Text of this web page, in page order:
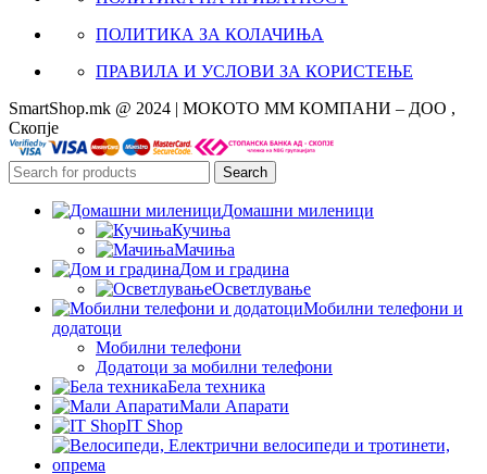
ПОЛИТИКА ЗА КОЛАЧИЊА
ПРАВИЛА И УСЛОВИ ЗА КОРИСТЕЊЕ
SmartShop.mk @ 2024 | МОКОТО ММ КОМПАНИ – ДОО ,
Скопје
Search
Домашни миленици
Кучиња
Мачиња
Дом и градина
Осветлување
Мобилни телефони и
додатоци
Мобилни телефони
Додатоци за мобилни телефони
Бела техника
Мали Апарати
IT Shop